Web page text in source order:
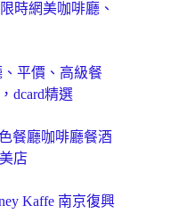
時網美咖啡廳、
平價、高級餐
dcard精選
餐廳咖啡廳餐酒
店
Kaffe 南京復興